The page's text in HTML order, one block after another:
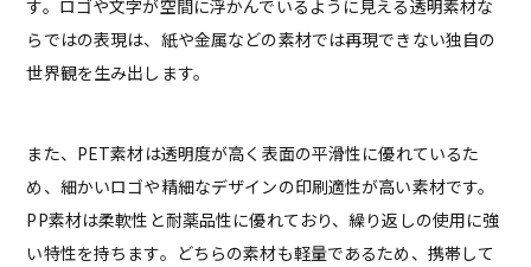
す。ロゴや文字が空間に浮かんでいるように見える透明素材な
らではの表現は、紙や金属などの素材では再現できない独自の
世界観を生み出します。
また、PET素材は透明度が高く表面の平滑性に優れているた
め、細かいロゴや精細なデザインの印刷適性が高い素材です。
PP素材は柔軟性と耐薬品性に優れており、繰り返しの使用に強
い特性を持ちます。どちらの素材も軽量であるため、携帯して